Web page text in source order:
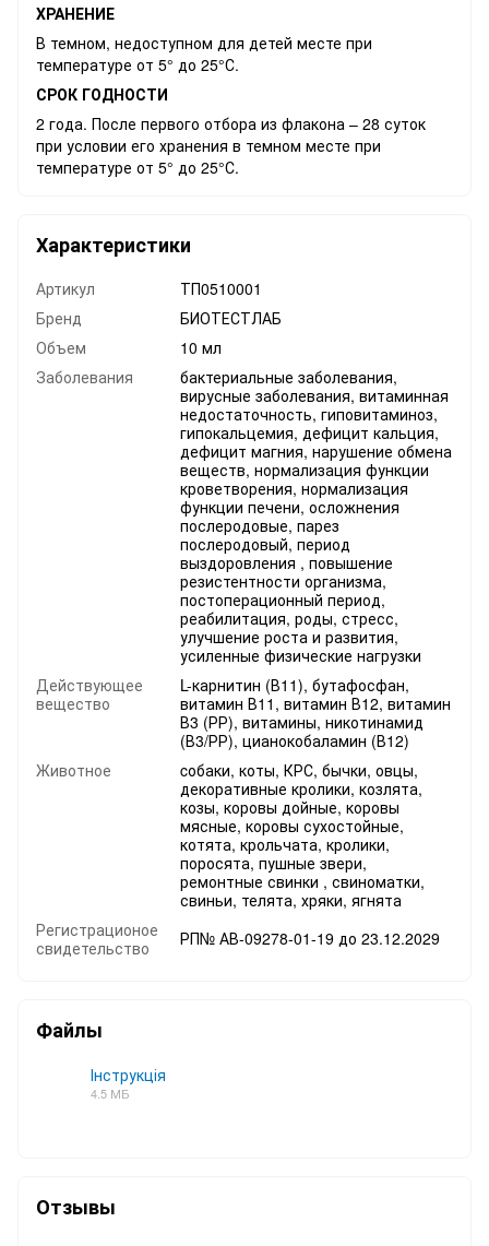
ХРАНЕНИЕ
В темном, недоступном для детей месте при
температуре от 5° до 25°С.
СРОК ГОДНОСТИ
2 года. После первого отбора из флакона – 28 суток
при условии его хранения в темном месте при
температуре от 5° до 25°С.
Характеристики
Артикул
ТП0510001
Бренд
БИОТЕСТЛАБ
Объем
10 мл
Заболевания
бактериальные заболевания,
вирусные заболевания, витаминная
недостаточность, гиповитаминоз,
гипокальцемия, дефицит кальция,
дефицит магния, нарушение обмена
веществ, нормализация функции
кроветворения, нормализация
функции печени, осложнения
послеродовые, парез
послеродовый, период
выздоровления , повышение
резистентности организма,
постоперационный период,
реабилитация, роды, стресс,
улучшение роста и развития,
усиленные физические нагрузки
Действующее
вещество
L-карнитин (В11), бутафосфан,
витамин В11, витамин В12, витамин
В3 (РР), витамины, никотинамид
(В3/РР), цианокобаламин (В12)
Животное
cобаки, коты, КРС, бычки, овцы,
декоративные кролики, козлята,
козы, коровы дойные, коровы
мясные, коровы сухостойные,
котята, крольчата, кролики,
поросята, пушные звери,
ремонтные свинки , свиноматки,
свиньи, телята, хряки, ягнята
Регистрационое
свидетельство
РП№ АВ-09278-01-19 до 23.12.2029
Файлы
Інструкція
4.5 МБ
Отзывы